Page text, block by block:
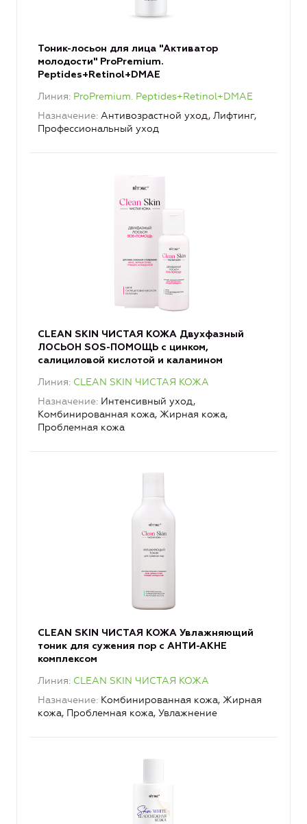
Тоник-лосьон для лица "Активатор
молодости" ProPremium.
Peptides+Retinol+DMAE
Линия ProPremium. Peptides+Retinol+DMAE
Назначение Антивозрастной уход, Лифтинг,
Профессиональный уход
CLEAN SKIN ЧИСТАЯ КОЖА Двухфазный
ЛОСЬОН SOS-ПОМОЩЬ с цинком,
салициловой кислотой и каламином
Линия CLEAN SKIN ЧИСТАЯ КОЖА
Назначение Интенсивный уход,
Комбинированная кожа, Жирная кожа,
Проблемная кожа
CLEAN SKIN ЧИСТАЯ КОЖА Увлажняющий
тоник для сужения пор с АНТИ-АКНЕ
комплексом
Линия CLEAN SKIN ЧИСТАЯ КОЖА
Назначение Комбинированная кожа, Жирная
кожа, Проблемная кожа, Увлажнение